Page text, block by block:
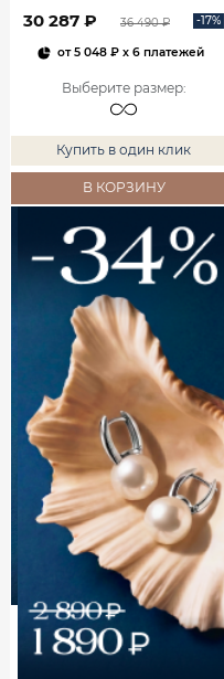
30 287 ₽ 36 490 ₽ -17%
от5 048 ₽x 6 платежей
Выберите размер:
Купить в один клик
В КОРЗИНУ